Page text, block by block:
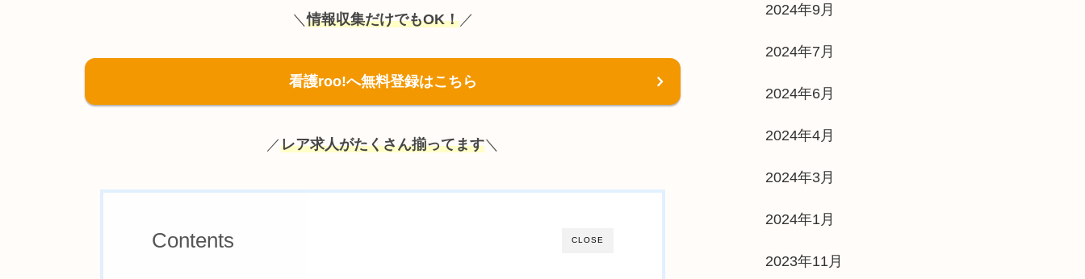
＼情報収集だけでもOK！／
看護roo!へ無料登録はこちら
／レア求人がたくさん揃ってます＼
CLOSE
Contents
2024年9月
2024年7月
2024年6月
2024年4月
2024年3月
2024年1月
2023年11月